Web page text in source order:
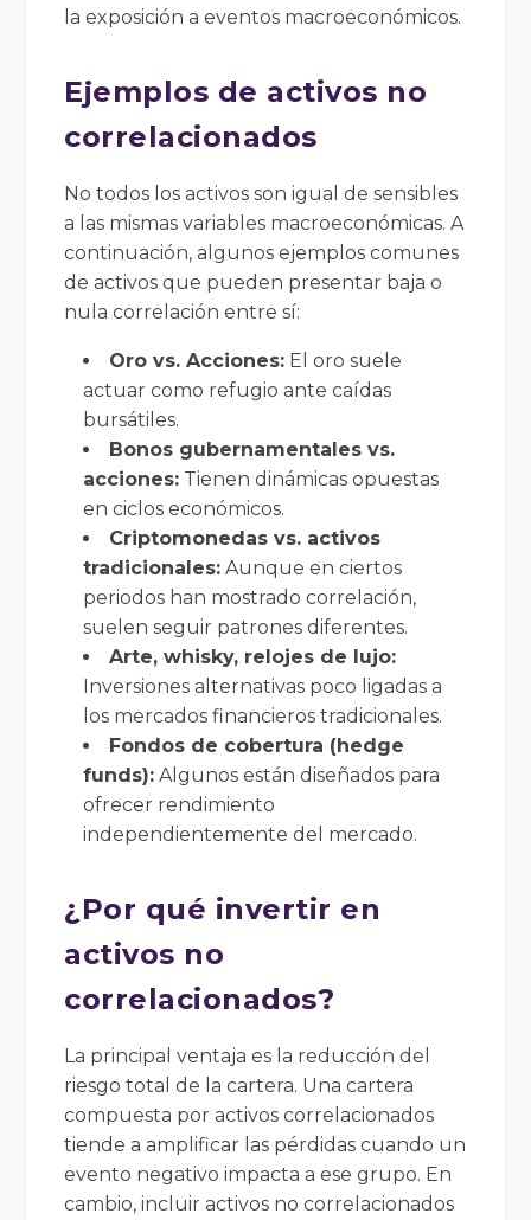
la exposición a eventos macroeconómicos.
Ejemplos de activos no
correlacionados
No todos los activos son igual de sensibles
a las mismas variables macroeconómicas. A
continuación, algunos ejemplos comunes
de activos que pueden presentar baja o
nula correlación entre sí:
Oro vs. Acciones: El oro suele
actuar como refugio ante caídas
bursátiles.
Bonos gubernamentales vs.
acciones: Tienen dinámicas opuestas
en ciclos económicos.
Criptomonedas vs. activos
tradicionales: Aunque en ciertos
periodos han mostrado correlación,
suelen seguir patrones diferentes.
Arte, whisky, relojes de lujo:
Inversiones alternativas poco ligadas a
los mercados financieros tradicionales.
Fondos de cobertura (hedge
funds): Algunos están diseñados para
ofrecer rendimiento
independientemente del mercado.
¿Por qué invertir en
activos no
correlacionados?
La principal ventaja es la reducción del
riesgo total de la cartera. Una cartera
compuesta por activos correlacionados
tiende a amplificar las pérdidas cuando un
evento negativo impacta a ese grupo. En
cambio, incluir activos no correlacionados